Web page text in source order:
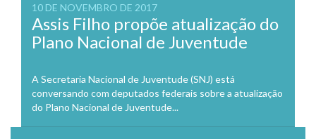
10 DE NOVEMBRO DE 2017
Assis Filho propõe atualização do
Plano Nacional de Juventude
A Secretaria Nacional de Juventude (SNJ) está
conversando com deputados federais sobre a atualização
do Plano Nacional de Juventude...